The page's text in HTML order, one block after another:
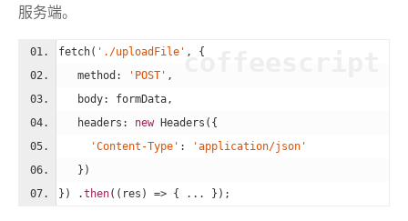
服务端。
fetch( './uploadFile' , {
   method:
'POST' ,
   body: formData,
   headers:
new Headers({
'Content-Type' :
'application/json'
   })
}) .then( (res) => { ... });
coffeescript